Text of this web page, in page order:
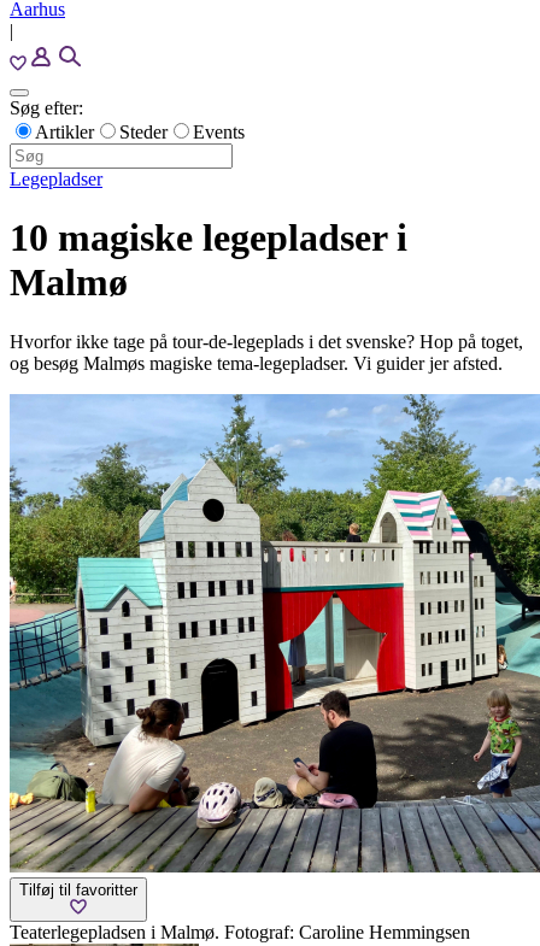
Aarhus
|
Søg efter:
Artikler
Steder Events
Legepladser
10 magiske legepladser i
Malmø
Hvorfor ikke tage på tour-de-legeplads i det svenske? Hop på toget,
og besøg Malmøs magiske tema-legepladser. Vi guider jer afsted.
Tilføj til favoritter
Teaterlegepladsen i Malmø. Fotograf: Caroline Hemmingsen